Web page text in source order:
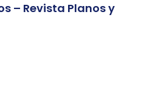
– Revista Planos y